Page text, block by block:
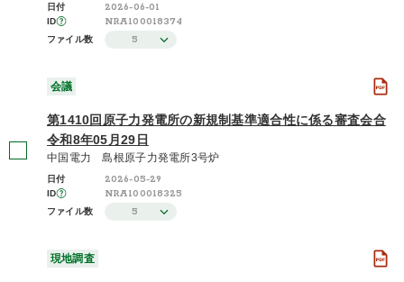
日付 2026-06-01
ID NRA100018374
ファイル数 5
会議
第1410回原子力発電所の新規制基準適合性に係る審査会合
令和8年05月29日
中国電力 島根原子力発電所3号炉
日付 2026-05-29
ID NRA100018325
ファイル数 5
現地調査